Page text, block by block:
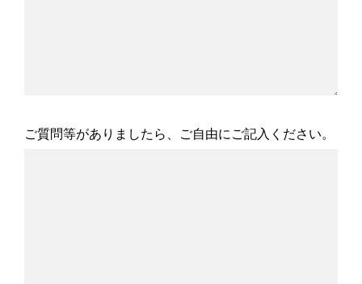
ご質問等がありましたら、ご自由にご記入ください。